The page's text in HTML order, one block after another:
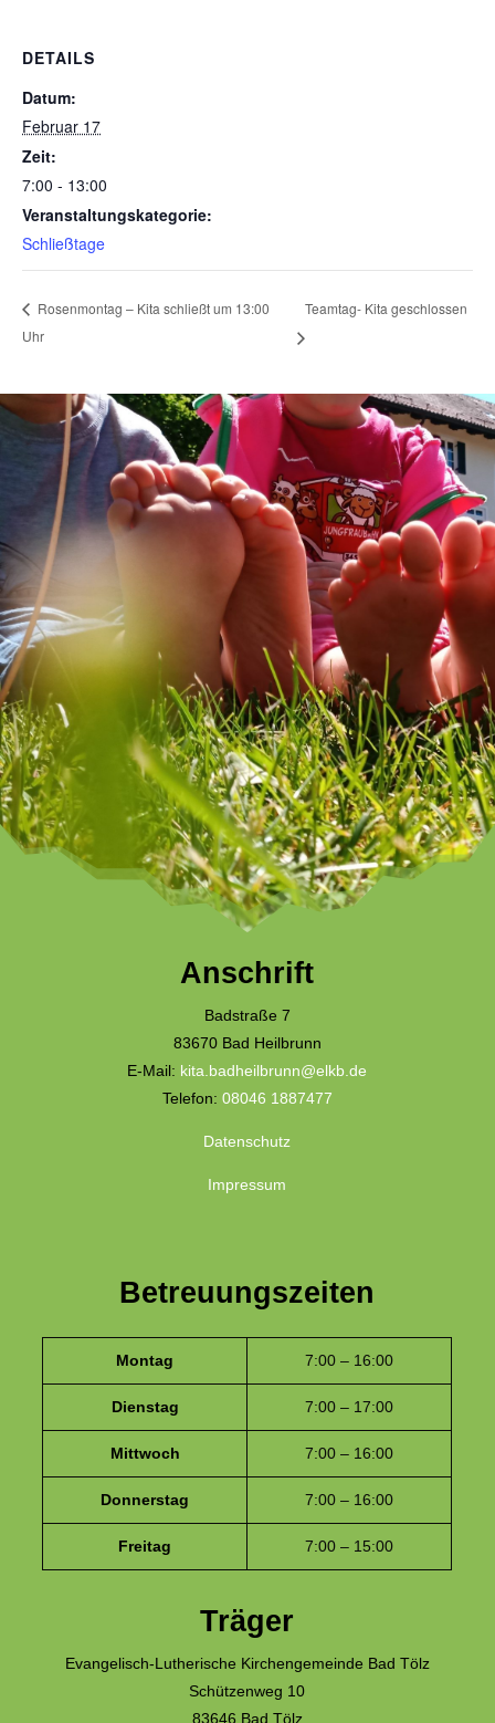
DETAILS
Datum:
Februar 17
Zeit:
7:00 - 13:00
Veranstaltungskategorie:
Schließtage
Rosenmontag – Kita schließt um 13:00
Uhr
Teamtag- Kita geschlossen
Anschrift
Badstraße 7
83670 Bad Heilbrunn
E-Mail: kita.badheilbrunn@elkb.de
Telefon: 08046 1887477
Datenschutz
Impressum
Betreuungszeiten
Montag 7:00 – 16:00
Dienstag 7:00 – 17:00
Mittwoch 7:00 – 16:00
Donnerstag 7:00 – 16:00
Freitag 7:00 – 15:00
Träger
Evangelisch-Lutherische Kirchengemeinde Bad Tölz
Schützenweg 10
83646 Bad Tölz